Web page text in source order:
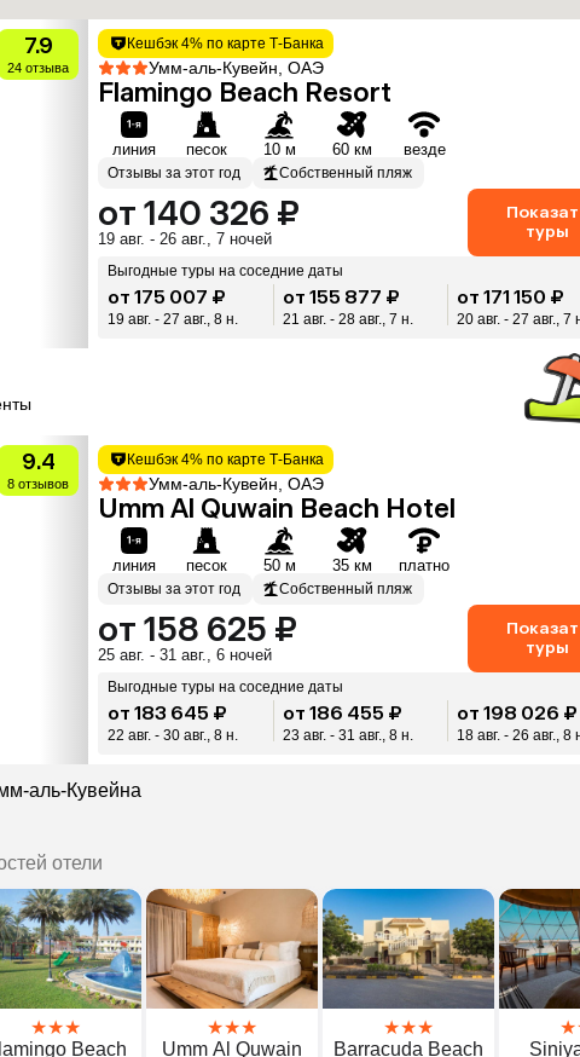
7.9
24 отзыва
Кешбэк 4% по карте Т-Банка
Умм-аль-Кувейн, ОАЭ
Flamingo Beach Resort
линия песок 10 м 60 км везде
Отзывы за этот год Собственный пляж
от 140 326 ₽
19 авг. - 26 авг., 7 ночей
туры
Выгодные туры на соседние даты
от 175 007 ₽
19 авг. - 27 авг., 8 н.
от 155 877 ₽
21 авг. - 28 авг., 7 н.
от 171 150 ₽
20 авг. - 27 авг., 7
9.4
8 отзывов
Кешбэк 4% по карте Т-Банка
Умм-аль-Кувейн, ОАЭ
Umm Al Quwain Beach Hotel
линия песок 50 м 35 км платно
Отзывы за этот год Собственный пляж
от 158 625 ₽
25 авг. - 31 авг., 6 ночей
туры
Выгодные туры на соседние даты
от 183 645 ₽
22 авг. - 30 авг., 8 н.
от 186 455 ₽
23 авг. - 31 авг., 8 н.
от 198 026 ₽
18 авг. - 26 авг., 8
аль-Кувейна
отели
★★★
Beach
★★★
Umm Al Quwain
★★★
Barracuda Beach
★